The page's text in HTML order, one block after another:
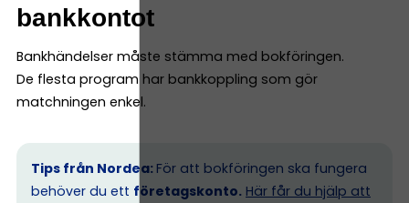
bankkontot
Bankhändelser måste stämma med bokföringen.
De flesta program har bankkoppling som gör
matchningen enkel.
Tips från Nordea: För att bokföringen ska fungera
behöver du ett företagskonto. Här får du hjälp att